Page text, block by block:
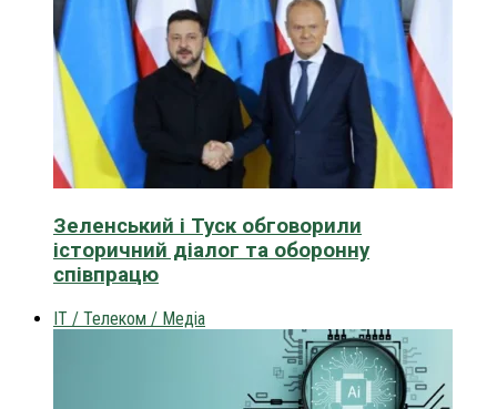
Зеленський і Туск обговорили
історичний діалог та оборонну
співпрацю
IT / Телеком / Медіа